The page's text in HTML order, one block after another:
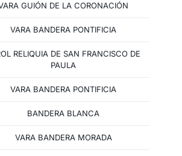
GUIÓN DE LA CORONACIÓN
VARA BANDERA PONTIFICIA
RELIQUIA DE SAN FRANCISCO DE
PAULA
VARA BANDERA PONTIFICIA
BANDERA BLANCA
VARA BANDERA MORADA